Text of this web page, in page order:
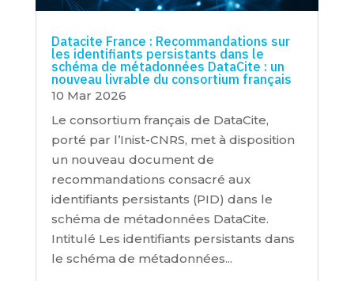
Datacite France : Recommandations sur
les identifiants persistants dans le
schéma de métadonnées DataCite : un
nouveau livrable du consortium français
10 Mar 2026
Le consortium français de DataCite,
porté par l’Inist-CNRS, met à disposition
un nouveau document de
recommandations consacré aux
identifiants persistants (PID) dans le
schéma de métadonnées DataCite.
Intitulé Les identifiants persistants dans
le schéma de métadonnées...